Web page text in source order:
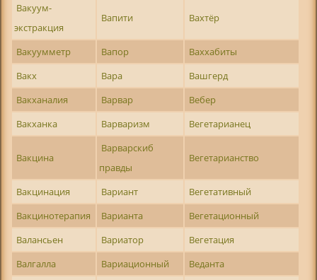
Вакуум-
экстракция
Вапити Вахтёр
Вакуумметр Вапор
Ваххабиты
Вакх
Вара
Вашгерд
Вакханалия
Варвар
Вебер
Вакханка
Варваризм Вегетарианец
Вакцина
Варварскиб
правды
Вегетарианство
Вакцинация Вариант
Вегетативный
Вакцинотерапия
Варианта
Вегетационный
Валансьен
Вариатор
Вегетация
Валгалла
Вариационный
Веданта